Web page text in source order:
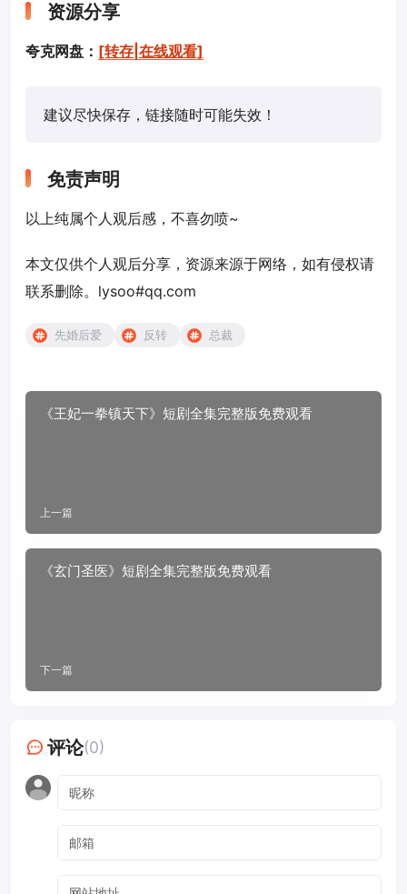
资源分享
夸克网盘： [转存|在线观看]
建议尽快保存，链接随时可能失效！
免责声明
以上纯属个人观后感，不喜勿喷~
本文仅供个人观后分享，资源来源于网络，如有侵权请
联系删除。lysoo#qq.com
先婚后爱 反转 总裁
《王妃一拳镇天下》短剧全集完整版免费观看
上一篇
《玄门圣医》短剧全集完整版免费观看
下一篇
评论(0)